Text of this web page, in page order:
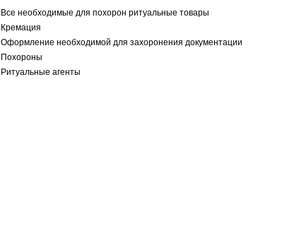
Все необходимые для похорон ритуальные товары
Кремация
Оформление необходимой для захоронения документации
Похороны
Ритуальные агенты